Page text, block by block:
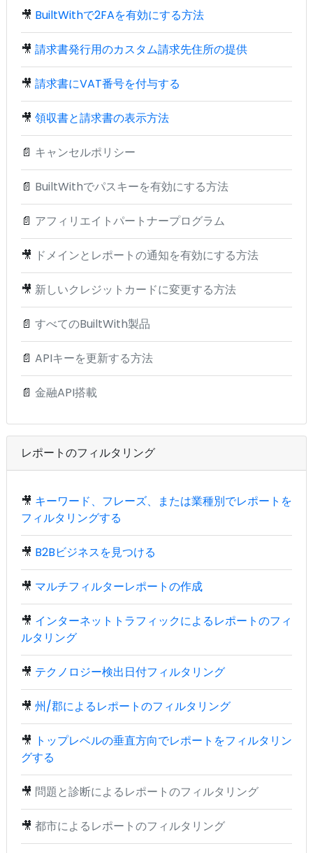
🎥 BuiltWithで2FAを有効にする方法
🎥 請求書発行用のカスタム請求先住所の提供
🎥 請求書にVAT番号を付与する
🎥 領収書と請求書の表示方法
📄 キャンセルポリシー
📄 BuiltWithでパスキーを有効にする方法
📄 アフィリエイトパートナープログラム
🎥 ドメインとレポートの通知を有効にする方法
🎥 新しいクレジットカードに変更する方法
📄 すべてのBuiltWith製品
📄 APIキーを更新する方法
📄 金融API搭載
レポートのフィルタリング
🎥 キーワード、フレーズ、または業種別でレポートを
フィルタリングする
🎥 B2Bビジネスを見つける
🎥 マルチフィルターレポートの作成
🎥 インターネットトラフィックによるレポートのフィ
ルタリング
🎥 テクノロジー検出日付フィルタリング
🎥 州/郡によるレポートのフィルタリング
🎥 トップレベルの垂直方向でレポートをフィルタリン
グする
🎥 問題と診断によるレポートのフィルタリング
🎥 都市によるレポートのフィルタリング